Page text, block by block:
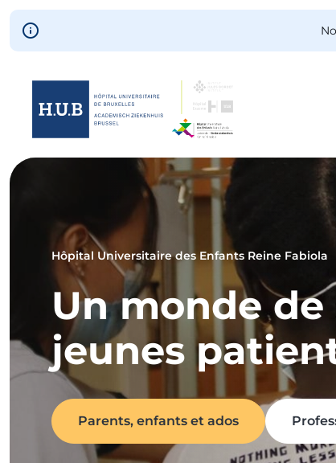
Skip to main content
Skip
to
Hôpital Universitaire des Enfants Reine Fabiola
Un monde
jeunes
Parents, enfants et ados